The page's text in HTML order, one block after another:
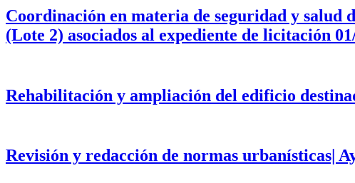
Coordinación en materia de seguridad y salud
(Lote 2) asociados al expediente de licitación
Rehabilitación y ampliación del edificio
Revisión y redacción de normas urbanísticas|